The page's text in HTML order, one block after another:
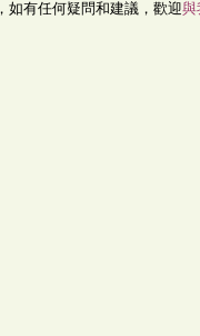
如有任何疑問和建議，歡迎與